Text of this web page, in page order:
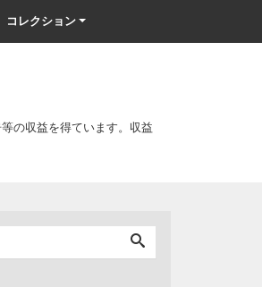
コレクション
の収益を得ています。収益